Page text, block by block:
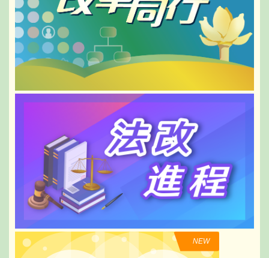
岑浩輝指出，澳門回歸祖國以來，以憲法和
澳門基本法為基礎的憲制秩序牢固確立，治
理體系日益完善，經濟實現跨越發展，居民
生活持續改善，社會保持和諧穩定，充分彰
了“愛國者治澳”是成功發展、長治久安的根
本保障。唯有心懷家國、愛國愛澳，方能肩
負起服務澳門、貢獻國家的政治責任。參與
宣誓儀式的官員是特區政府管治團隊的核心
骨幹，在政策制定與執行落實中擔當着重要
的角色。期望大家時刻銘記今日的莊嚴承
諾，堅守信念、廉潔奉公、盡忠職守、勇於
擔當，全面準確、堅定不移貫徹“一國兩制”
方針，堅決維護及落實中央全面管治權。
31日下午，黃司長在身份證明局代局長羅翩
卿等陪同下，視察該局工作環境，了解新一
代居民身份證換發情況，在視察辦證大堂及
政府24小時自助服務中心時，聽取局方人員
介紹“一窗式”服務櫃枱運作模式，以及澳琴
24小時自助服務中心所提供的服務和10個中
心啟用至今的總體使用情況，同時了解局方
在跨境政務服務方面所開展的工作，期間，
更與前線人員交流聽取意見，並察看自助申
領證件的操作流程。
黃少澤司長在一連串視察中多次強調，各部
門需加強橫向良性溝通、凝聚團隊合力，以
公正客觀、科學合理原則推進工作，始終服
從大局、服務大局；更要求全體人員放下身
NEW